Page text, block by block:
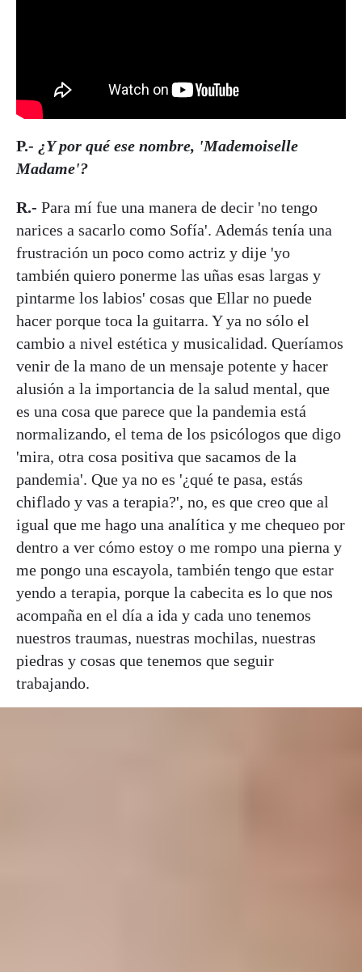
P.- ¿Y por qué ese nombre, 'Mademoiselle
Madame'?
R.- Para mí fue una manera de decir 'no tengo
narices a sacarlo como Sofía'. Además tenía una
frustración un poco como actriz y dije 'yo
también quiero ponerme las uñas esas largas y
pintarme los labios' cosas que Ellar no puede
hacer porque toca la guitarra. Y ya no sólo el
cambio a nivel estética y musicalidad. Queríamos
venir de la mano de un mensaje potente y hacer
alusión a la importancia de la salud mental, que
es una cosa que parece que la pandemia está
normalizando, el tema de los psicólogos que digo
'mira, otra cosa positiva que sacamos de la
pandemia'. Que ya no es '¿qué te pasa, estás
chiflado y vas a terapia?', no, es que creo que al
igual que me hago una analítica y me chequeo por
dentro a ver cómo estoy o me rompo una pierna y
me pongo una escayola, también tengo que estar
yendo a terapia, porque la cabecita es lo que nos
acompaña en el día a ida y cada uno tenemos
nuestros traumas, nuestras mochilas, nuestras
piedras y cosas que tenemos que seguir
trabajando.